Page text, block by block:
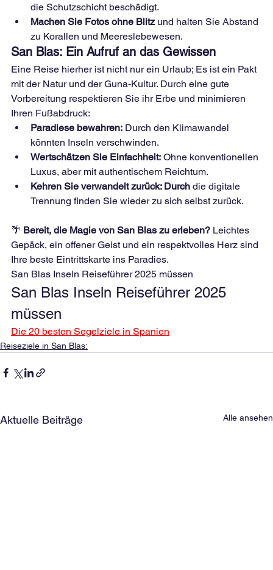
die Schutzschicht beschädigt.
Machen Sie Fotos ohne Blitz und halten Sie Abstand
zu Korallen und Meereslebewesen.
San Blas: Ein Aufruf an das Gewissen
Eine Reise hierher ist nicht nur ein Urlaub; Es ist ein Pakt
mit der Natur und der Guna-Kultur. Durch eine gute
Vorbereitung respektieren Sie ihr Erbe und minimieren
Ihren Fußabdruck:
Paradiese bewahren: Durch den Klimawandel
könnten Inseln verschwinden.
Wertschätzen Sie Einfachheit: Ohne konventionellen
Luxus, aber mit authentischem Reichtum.
Kehren Sie verwandelt zurück: Durch die digitale
Trennung finden Sie wieder zu sich selbst zurück.
🌴 Bereit, die Magie von San Blas zu erleben? Leichtes
Gepäck, ein offener Geist und ein respektvolles Herz sind
Ihre beste Eintrittskarte ins Paradies.
San Blas Inseln Reiseführer 2025 müssen
San Blas Inseln Reiseführer 2025
müssen
Die 20 besten Segelziele in Spanien
Reiseziele in San Blas:
Aktuelle Beiträge Alle ansehen